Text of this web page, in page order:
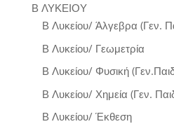
Β ΛΥΚΕΙΟΥ
Β Λυκείου/ Άλγεβρα (Γεν.
Β Λυκείου/ Γεωμετρία
Β Λυκείου/ Φυσική
Β Λυκείου/ Χημεία (Γεν.
Β Λυκείου/ Έκθεση